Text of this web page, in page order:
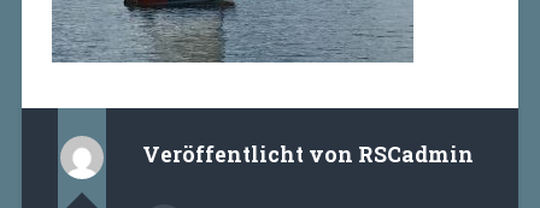
Veröffentlicht von RSCadmin